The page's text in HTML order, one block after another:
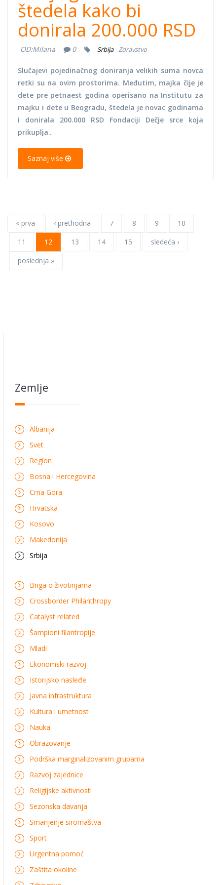
štedela kako bi
donirala 200.000 RSD
OD:Milana 0 Srbija Zdravstvo
Slučajevi pojedinačnog doniranja velikih suma novca
retki su na ovim prostorima. Međutim, majka čije je
dete pre petnaest godina operisano na Institutu za
majku i dete u Beogradu, štedela je novac godinama
i donirala 200.000 RSD Fondaciji Dečje srce koja
prikuplja...
Saznaj više
« prva ‹ prethodna 7 8 9
10
11
12 13 14 15
sledeća ›
poslednja »
Zemlje
Albanija
Svet
Region
Bosna i Hercegovina
Crna Gora
Hrvatska
Kosovo
Makedonija
Srbija
Briga o životinjama
Crossborder Philanthropy
Catalyst related
Šampioni filantropije
Mladi
Ekonomski razvoj
Istorijsko nasleđe
Javna infrastruktura
Kultura i umetnost
Nauka
Obrazovanje
Podrška marginalizovanim grupama
Razvoj zajednice
Religijske aktivnosti
Sezonska davanja
Smanjenje siromaštva
Sport
Urgentna pomoć
Zaštita okoline